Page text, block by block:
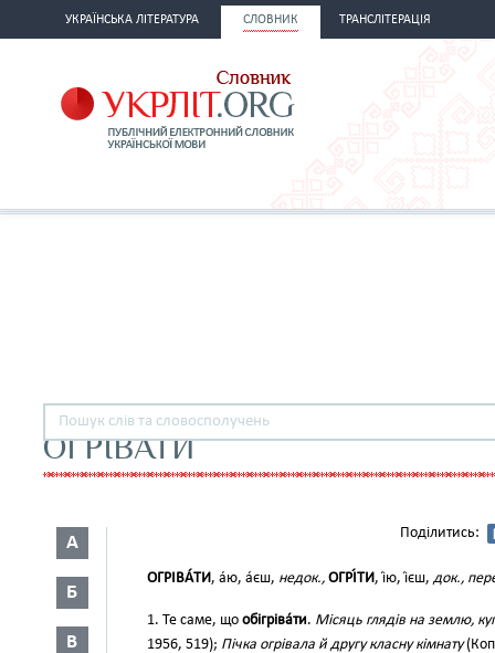
УКРАЇНСЬКА ЛІТЕРАТУРА СЛОВНИК ТРАНСЛІТЕРАЦІЯ
ОГРІВАТИ
А
Б
В
Поділитись:
ОГРІВА́ТИ, а́ю, а́єш, недок., ОГРІ́ТИ, і́ю, і́єш, док.,
1. Те саме, що обігріва́ти. Місяць глядів на землю,
1956, 519); Пічка огрівала й другу класну кімнату